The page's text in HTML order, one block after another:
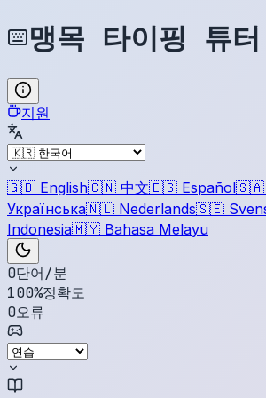
맹목 타이핑 튜터
지원
🇬🇧 English🇨🇳 中文🇪🇸 Español🇸🇦
Українська🇳🇱 Nederlands🇸🇪
Indonesia🇲🇾 Bahasa Melayu
0단어/분
100%정확도
0오류